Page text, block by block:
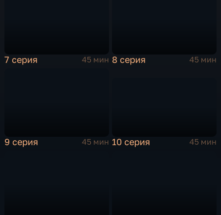
7 серия 45 мин 8 серия 45 мин
9 серия 45 мин 10 серия 45 мин